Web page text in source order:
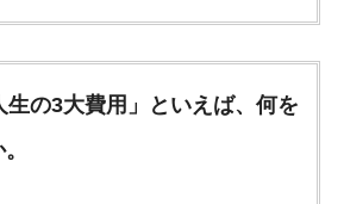
生の3大費用」といえば、何を